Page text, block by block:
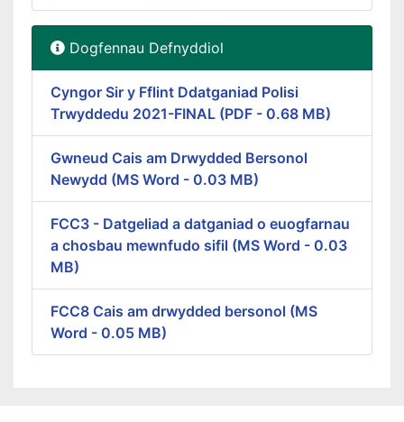
Dogfennau Defnyddiol
Cyngor Sir y Fflint Ddatganiad Polisi
Trwyddedu 2021-FINAL (PDF - 0.68 MB)
Gwneud Cais am Drwydded Bersonol
Newydd (MS Word - 0.03 MB)
FCC3 - Datgeliad a datganiad o euogfarnau
a chosbau mewnfudo sifil (MS Word - 0.03
MB)
FCC8 Cais am drwydded bersonol (MS
Word - 0.05 MB)